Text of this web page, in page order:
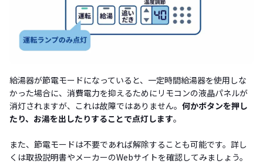
給湯器が節電モードになっていると、一定時間給湯器を使用しな
かった場合に、消費電力を抑えるためにリモコンの液晶パネルが
消灯されますが、これは故障ではありません。 何かボタンを押し
たり、お湯を出したりすることで点灯します。
また、節電モードは不要であれば解除することも可能です。詳し
くは取扱説明書やメーカーのWebサイトを確認してみましょう。